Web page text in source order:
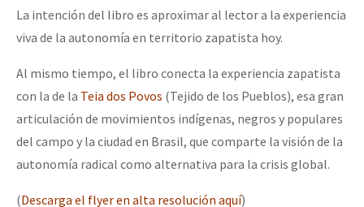
La intención del libro es aproximar al lector a la experiencia
viva de la autonomía en territorio zapatista hoy.
Al mismo tiempo, el libro conecta la experiencia zapatista
con la de la Teia dos Povos (Tejido de los Pueblos), esa gran
articulación de movimientos indígenas, negros y populares
del campo y la ciudad en Brasil, que comparte la visión de la
autonomía radical como alternativa para la crisis global.
(Descarga el flyer en alta resolución aquí)